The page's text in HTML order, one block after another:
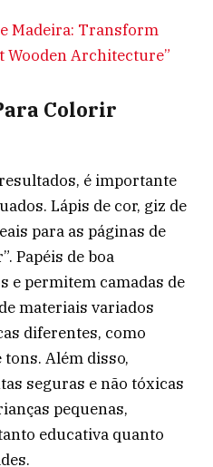
Madeira: Transform
Wooden Architecture”
Colorir
é importante
Lápis de cor, giz de
para as páginas de
Papéis de boa
e permitem camadas de
materiais variados
diferentes, como
Além disso,
seguras e não tóxicas
pequenas,
educativa quanto